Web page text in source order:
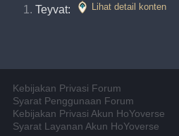
Teyvat:
Lihat detail konten
Kebijakan Privasi Forum
Syarat Penggunaan Forum
Kebijakan Privasi Akun HoYoverse
Syarat Layanan Akun HoYoverse